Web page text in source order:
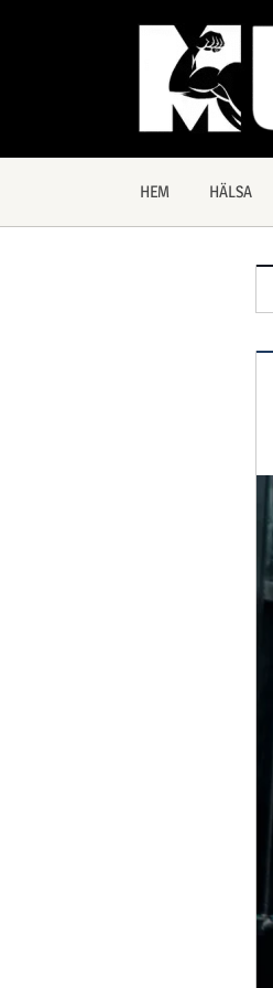
Muscles
Allt
om
hälsa
HEM HÄLSA